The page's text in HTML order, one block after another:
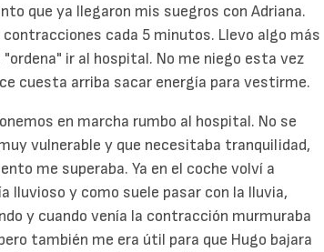
que ya llegaron mis suegros con Adriana.
cada 5 minutos. Llevo algo más
ir al hospital. No me niego esta vez
cuesta arriba sacar energía para vestirme.
en marcha rumbo al hospital. No se
vulnerable y que necesitaba tranquilidad,
me superaba. Ya en el coche volví a
lluvioso y como suele pasar con la lluvia,
y cuando venía la contracción murmuraba
también me era útil para que Hugo bajara